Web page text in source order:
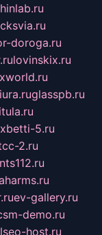
doroga.ru
lovinskix.ru
glasspb.ru
5.ru
2.ru
ev-gallery.ru
demo.ru
host.ru